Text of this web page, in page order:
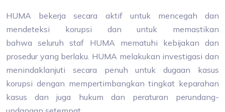
HUMA bekerja secara aktif untuk mencegah dan
mendeteksi korupsi dan untuk memastikan
bahwa seluruh staf HUMA mematuhi kebijakan dan
prosedur yang berlaku. HUMA melakukan investigasi dan
menindaklanjuti secara penuh untuk dugaan kasus
korupsi dengan mempertimbangkan tingkat keparahan
kasus dan juga hukum dan peraturan perundang-